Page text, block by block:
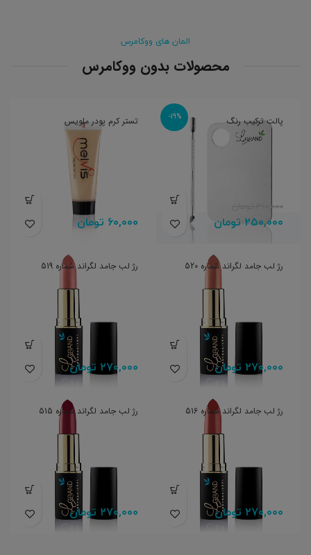
المان های ووکامرس
محصولات بدون ووکامرس
-19% پالت ترکیب رنگ
۳۱۰,۰۰۰
۲۵۰,۰۰۰ تومان
تستر کرم پودر ملویس
۶۰,۰۰۰ تومان
رژ لب جامد لگراند شماره 520
۲۷۰,۰۰۰ تومان
رژ لب جامد لگراند شماره 519
۲۷۰,۰۰۰ تومان
رژ لب جامد لگراند شماره 516
۲۷۰,۰۰۰ تومان
رژ لب جامد لگراند شماره 515
۲۷۰,۰۰۰ تومان